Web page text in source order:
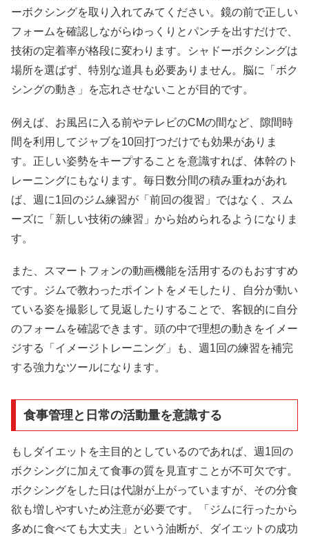
ーボクシングを取り入れてみてください。鏡の前で正しい
フォームを確認しながらゆっくりとパンチを出すだけで、
技術の定着率が格段に変わります。シャドーボクシングは
場所を選ばず、特別な道具も必要ありません。脳に「ボク
シングの動き」を忘れさせないことが目的です。
例えば、お風呂に入る前やテレビのCMの間など、隙間時
間を利用してジャブを10回打つだけでも効果がありま
す。正しい姿勢をキープすることを意識すれば、体幹のト
レーニングにもなります。毎日数分間の積み重ねがあれ
ば、週に1回のジム練習が「前回の復習」ではなく、スム
ーズに「新しい技術の練習」から始められるようになりま
す。
また、スマートフォンの動画機能を活用するのもおすすめ
です。ジムで教わったポイントをメモしたり、自分が動い
ている姿を撮影して見返したりすることで、客観的に自分
のフォームを確認できます。頭の中で理想の動きをイメー
ジする「イメージトレーニング」も、週1回の練習を補完
する強力なツールになります。
食事管理と日常の活動量を意識する
もしダイエットを主目的としているのであれば、週1回の
ボクシングに加えて食事の質を見直すことが不可欠です。
ボクシングをした日は代謝が上がっていますが、その分食
欲も増しやすいため注意が必要です。「ジムに行ったから
多めに食べても大丈夫」という油断が、ダイエットの成功